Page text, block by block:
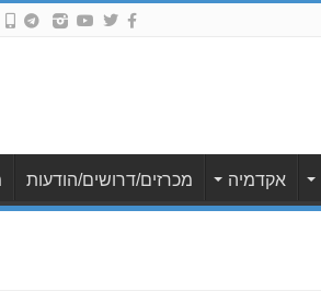
אקדמיה מכרזים/דרושים/הודעות